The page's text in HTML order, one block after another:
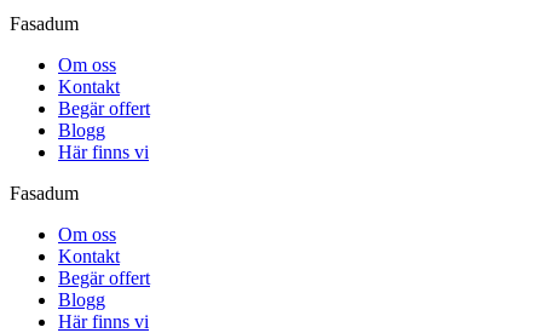
Fasadum
Om oss
Kontakt
Begär offert
Blogg
Här finns vi
Fasadum
Om oss
Kontakt
Begär offert
Blogg
Här finns vi